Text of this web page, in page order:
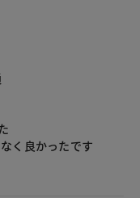
く良かったです